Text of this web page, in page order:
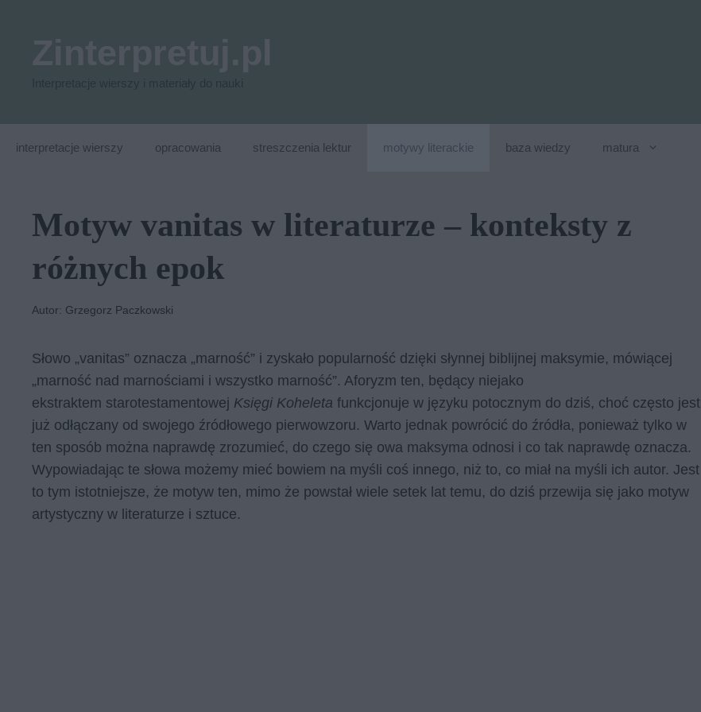
interpretacje wierszy opracowania streszczenia lektur motywy literackie baza wiedzy matura
Motyw vanitas w literaturze – konteksty z
różnych epok
Autor: Grzegorz Paczkowski
Słowo „vanitas” oznacza „marność” i zyskało popularność dzięki słynnej biblijnej maksymie, mówiącej
„marność nad marnościami i wszystko marność”. Aforyzm ten, będący niejako
ekstraktem starotestamentowej Księgi Koheleta funkcjonuje w języku potocznym do dziś, choć często jest
już odłączany od swojego źródłowego pierwowzoru. Warto jednak powrócić do źródła, ponieważ tylko w
ten sposób można naprawdę zrozumieć, do czego się owa maksyma odnosi i co tak naprawdę oznacza.
Wypowiadając te słowa możemy mieć bowiem na myśli coś innego, niż to, co miał na myśli ich autor. Jest
to tym istotniejsze, że motyw ten, mimo że powstał wiele setek lat temu, do dziś przewija się jako motyw
artystyczny w literaturze i sztuce.